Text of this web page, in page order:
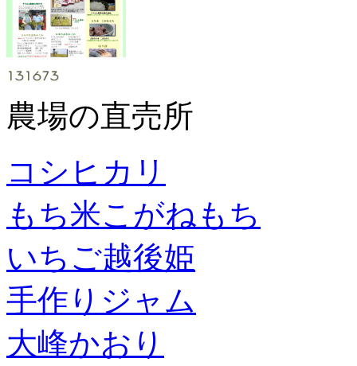
農場の直売所
コシヒカリ
もち米こがねもち
いちご越後姫
手作りジャム
大峰かおり